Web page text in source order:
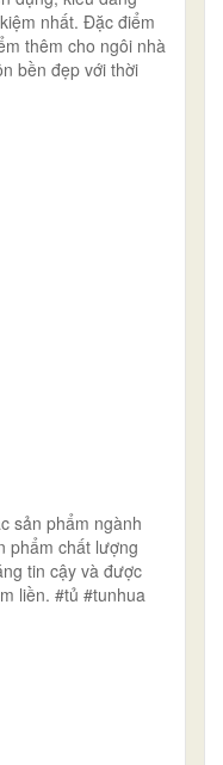
nhất. Đặc điểm
thêm cho ngôi nhà
bền đẹp với thời
sản phẩm ngành
phẩm chất lượng
tin cậy và được
liền. #tủ #tunhua